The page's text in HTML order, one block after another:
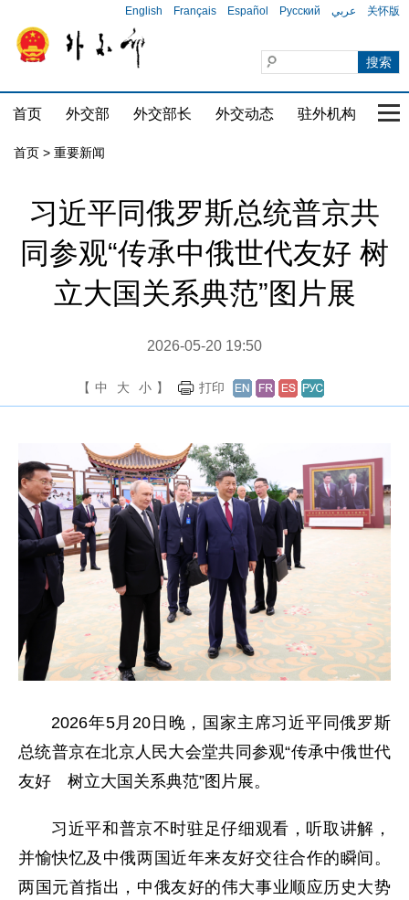
English Français Español Русский عربي 关怀版
首页 外交部 外交部长 外交动态 驻外机构 国
首页 > 重要新闻
习近平同俄罗斯总统普京共
同参观“传承中俄世代友好 树
立大国关系典范”图片展
2026-05-20 19:50
【 中 大 小 】 打印
2026年5月20日晚，国家主席习近平同俄罗斯
总统普京在北京人民大会堂共同参观“传承中俄世代
友好 树立大国关系典范”图片展。
习近平和普京不时驻足仔细观看，听取讲解，
并愉快忆及中俄两国近年来友好交往合作的瞬间。
两国元首指出，中俄友好的伟大事业顺应历史大势